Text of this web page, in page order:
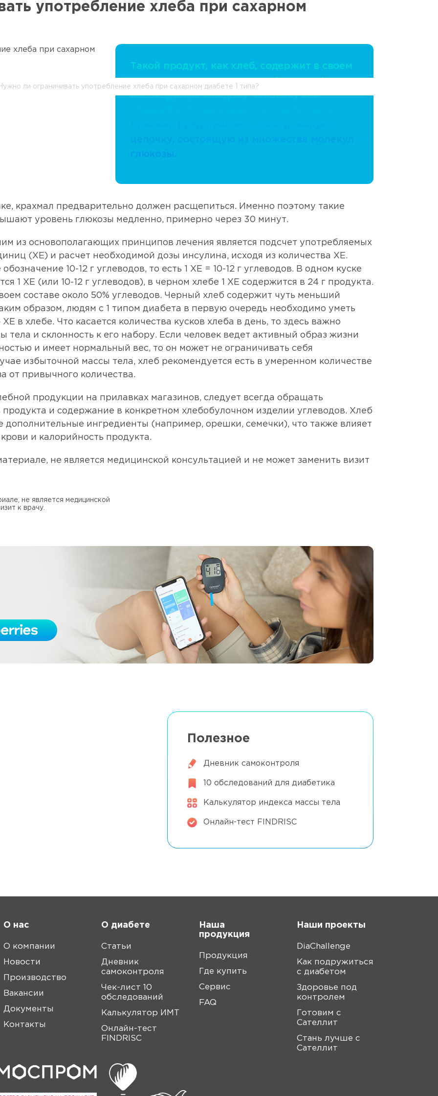
ли ограничивать употребление хлеба при сахарном диабете 1 типа?
употребление хлеба при сахарном
Такой продукт, как хлеб, содержит в своем
составе сложные углеводы (крахмал),
необходимые каждому человеку как
глюкозы.
крахмал предварительно должен расщепиться. Именно поэтому такие
уровень глюкозы медленно, примерно через 30 минут.
из основополагающих принципов лечения является подсчет употребляемых
(ХЕ) и расчет необходимой дозы инсулина, исходя из количества ХЕ.
10-12 г углеводов, то есть 1 ХЕ = 10-12 г углеводов. В одном куске
1 ХЕ (или 10-12 г углеводов), в черном хлебе 1 ХЕ содержится в 24 г продукта.
составе около 50% углеводов. Черный хлеб содержит чуть меньший
образом, людям с 1 типом диабета в первую очередь необходимо уметь
в хлебе. Что касается количества кусков хлеба в день, то здесь важно
тела и склонность к его набору. Если человек ведет активный образ жизни
и имеет нормальный вес, то он может не ограничивать себя
избыточной массы тела, хлеб рекомендуется есть в умеренном количестве
от привычного количества.
продукции на прилавках магазинов, следует всегда обращать
и содержание в конкретном хлебобулочном изделии углеводов. Хлеб
дополнительные ингредиенты (например, орешки, семечки), что также влияет
и калорийность продукта.
не является медицинской консультацией и не может заменить визит
не является медицинской
к врачу.
Полезное
Дневник самоконтроля
10 обследований для диабетика
Калькулятор индекса массы тела
Онлайн-тест FINDRISC
О нас
О компании
Новости
Производство
Вакансии
Документы
Контакты
О диабете
Статьи
Дневник
самоконтроля
Чек-лист 10
обследований
Калькулятор ИМТ
Онлайн-тест
FINDRISC
Наша
продукция
Продукция
Где купить
Сервис
FAQ
Наши проекты
DiaChallenge
Как подружиться
с диабетом
Здоровье под
контролем
Готовим с
Сателлит
Стань лучше с
Сателлит